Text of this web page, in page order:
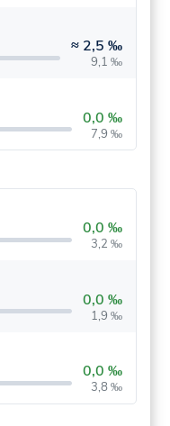
≈ 2,5 ‰
9,1 ‰
0,0 ‰
7,9 ‰
0,0 ‰
3,2 ‰
0,0 ‰
1,9 ‰
0,0 ‰
3,8 ‰